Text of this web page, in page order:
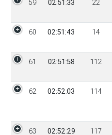
59 02:51:33 22
60 02:51:43 14
61 02:51:58 112
62 02:52:03 114
63 02:52:29 117